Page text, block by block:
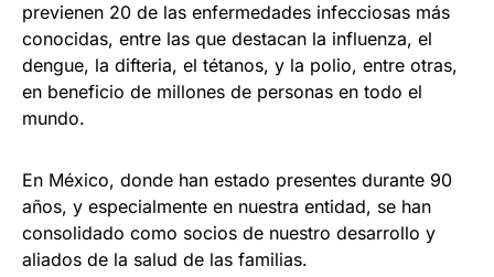
previenen 20 de las enfermedades infecciosas más
conocidas, entre las que destacan la influenza, el
dengue, la difteria, el tétanos, y la polio, entre otras,
en beneficio de millones de personas en todo el
mundo.
En México, donde han estado presentes durante 90
años, y especialmente en nuestra entidad, se han
consolidado como socios de nuestro desarrollo y
aliados de la salud de las familias.